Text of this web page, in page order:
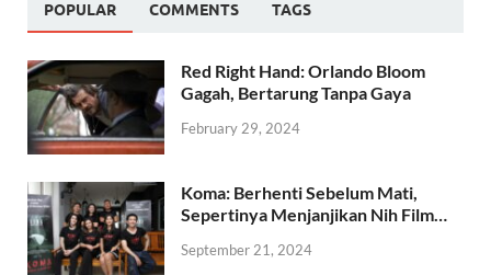
POPULAR COMMENTS TAGS
Red Right Hand: Orlando Bloom
Gagah, Bertarung Tanpa Gaya
February 29, 2024
Koma: Berhenti Sebelum Mati,
Sepertinya Menjanjikan Nih Film…
September 21, 2024